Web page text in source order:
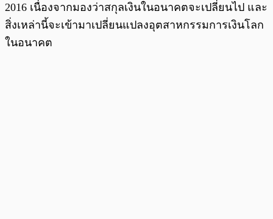
2016 เนื่องจากมองว่าสกุลเงินในอนาคตจะเปลี่ยนไป และ
สิ่งเหล่านี้จะเข้ามาเปลี่ยนแปลงอุตสาหกรรมการเงินโลก
ในอนาคต